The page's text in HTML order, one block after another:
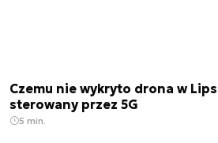
Czemu nie wykryto drona w
sterowany przez 5G
5 min.